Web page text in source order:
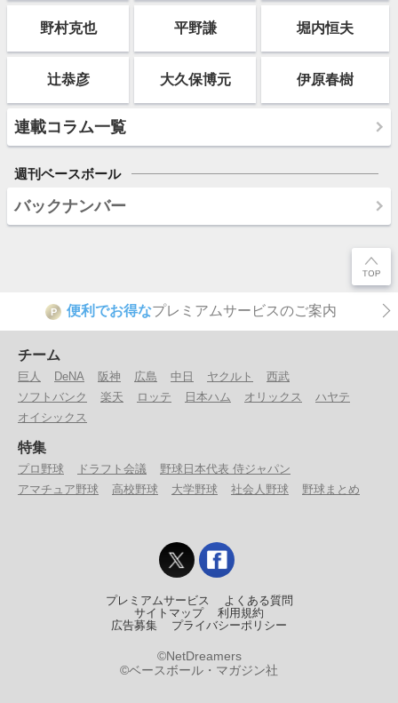
野村克也 平野謙 堀内恒夫
辻恭彦 大久保博元 伊原春樹
連載コラム一覧
週刊ベースボール
バックナンバー
P 便利でお得なプレミアムサービスのご案内
チーム
巨人 DeNA 阪神 広島 中日 ヤクルト
西武
ソフトバンク
楽天 ロッテ 日本ハム オリックス
ハヤテ
オイシックス
特集
プロ野球 ドラフト会議
野球日本代表 侍ジャパン
アマチュア野球
高校野球 大学野球 社会人野球 野球まとめ
プレミアムサービス
よくある質問
サイトマップ
利用規約
広告募集
プライバシーポリシー
©NetDreamers
©ベースボール・マガジン社